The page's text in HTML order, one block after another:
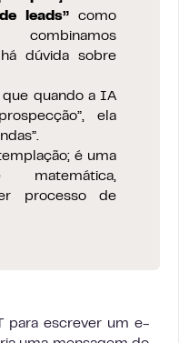
leads” como
dúvida sobre
que quando a IA
ela
é uma
matemática,
processo de
para escrever um e-